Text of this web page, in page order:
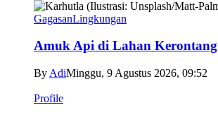
GagasanLingkungan
Amuk Api di Lahan Kerontang
By AdiMinggu, 9 Agustus 2026, 09:52
Profile